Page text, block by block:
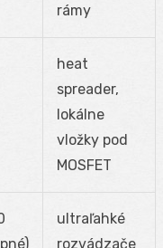
rámy
heat
spreader,
lokálne
vložky pod
MOSFET
ultraľahké
rozvádzače